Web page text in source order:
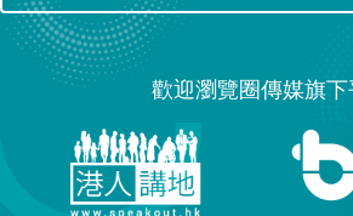
歡迎瀏覽圈傳媒旗下